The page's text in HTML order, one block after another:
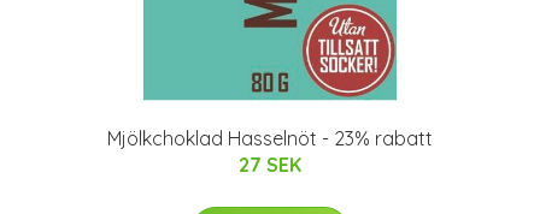
Mjölkchoklad Hasselnöt - 23% rabatt
27 SEK